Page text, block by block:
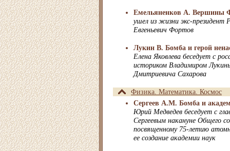
Емельяненков А. Вершины
ушел из жизни экс-президент
Евгеньевич Фортов
Лукин В. Бомба и герой
Елена Яковлева беседует с
историком Владимиром
Дмитриевича Сахарова
Физика. Математика. Космос
Сергеев А.М. Бомба и
Юрий Медведев беседует с
Сергеевым накануне Общего
посвященному 75-летию
ее создание академии наук